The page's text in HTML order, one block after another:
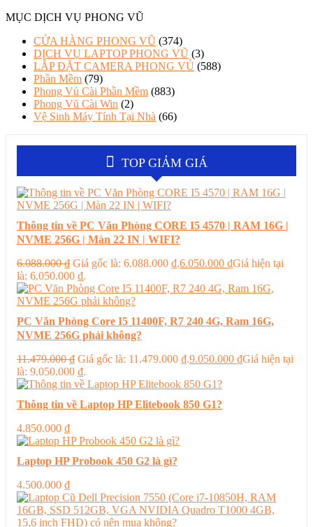
MỤC DỊCH VỤ PHONG VŨ
CỬA HÀNG PHONG VŨ (374)
DỊCH VỤ LAPTOP PHONG VŨ (3)
LẮP ĐẶT CAMERA PHONG VỦ (588)
Phần Mềm (79)
Phong Vủ Cài Phần Mềm (883)
Phong Vũ Cài Win (2)
Vệ Sinh Máy Tính Tại Nhà (66)
TOP GIẢM GIÁ
Thông tin về PC Văn Phòng CORE I5 4570 | RAM 16G |
NVME 256G | Màn 22 IN | WIFI?
6.088.000₫ Giá gốc là: 6.088.000 ₫.6.050.000 ₫Giá hiện tại
là: 6.050.000 ₫.
PC Văn Phòng Core I5 11400F, R7 240 4G, Ram 16G,
NVME 256G phải không?
11.479.000₫ Giá gốc là: 11.479.000 ₫.9.050.000 ₫Giá hiện tại
là: 9.050.000 ₫.
Thông tin về Laptop HP Elitebook 850 G1?
4.850.000 ₫
Laptop HP Probook 450 G2 là gì?
4.500.000 ₫